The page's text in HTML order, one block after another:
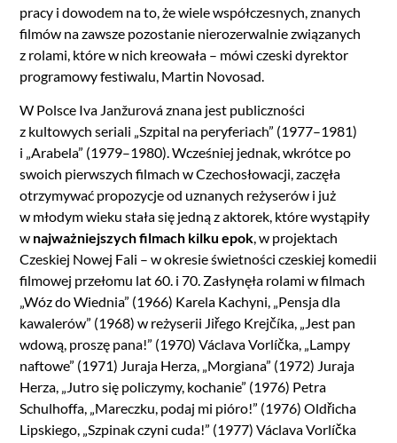
pracy i dowodem na to, że wiele współczesnych, znanych
filmów na zawsze pozostanie nierozerwalnie związanych
z rolami, które w nich kreowała – mówi czeski dyrektor
programowy festiwalu, Martin Novosad.
W Polsce Iva Janžurová znana jest publiczności
z kultowych seriali „Szpital na peryferiach” (1977–1981)
i „Arabela” (1979–1980). Wcześniej jednak, wkrótce po
swoich pierwszych filmach w Czechosłowacji, zaczęła
otrzymywać propozycje od uznanych reżyserów i już
w młodym wieku stała się jedną z aktorek, które wystąpiły
w najważniejszych filmach kilku epok, w projektach
Czeskiej Nowej Fali – w okresie świetności czeskiej komedii
filmowej przełomu lat 60. i 70. Zasłynęła rolami w filmach
„Wóz do Wiednia” (1966) Karela Kachyni, „Pensja dla
kawalerów” (1968) w reżyserii Jiřego Krejčíka, „Jest pan
wdową, proszę pana!” (1970) Václava Vorlíčka, „Lampy
naftowe” (1971) Juraja Herza, „Morgiana” (1972) Juraja
Herza, „Jutro się policzymy, kochanie” (1976) Petra
Schulhoffa, „Mareczku, podaj mi pióro!” (1976) Oldřicha
Lipskiego, „Szpinak czyni cuda!” (1977) Václava Vorlíčka